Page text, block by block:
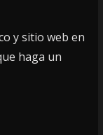
y sitio web en
haga un